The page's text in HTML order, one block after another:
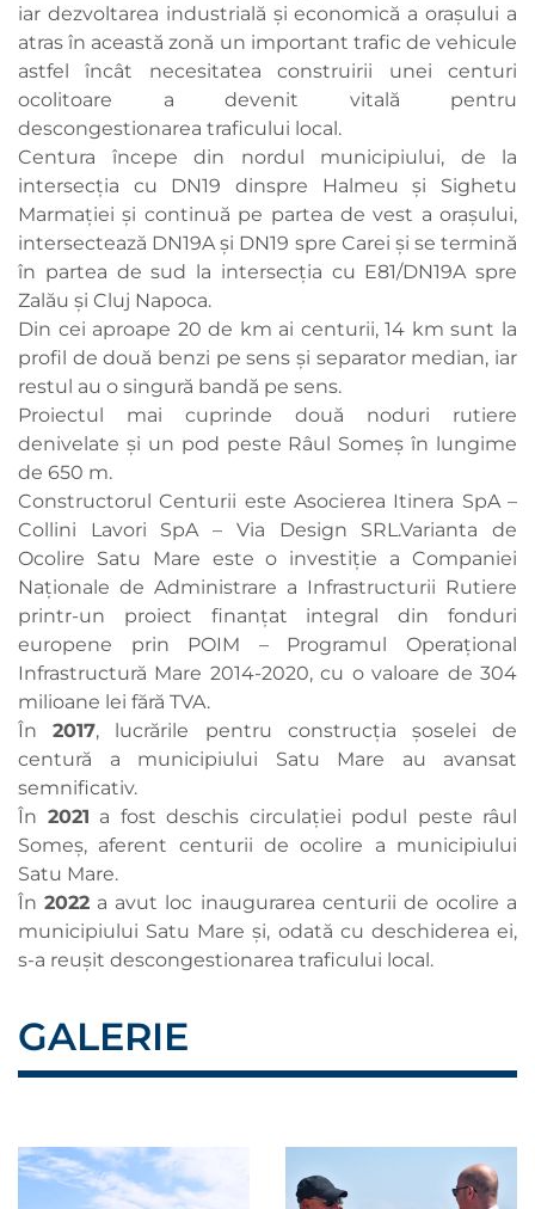
iar dezvoltarea industrială şi economică a oraşului a
atras în această zonă un important trafic de vehicule
astfel încât necesitatea construirii unei centuri
ocolitoare a devenit vitală pentru
descongestionarea traficului local.
Centura începe din nordul municipiului, de la
intersecția cu DN19 dinspre Halmeu și Sighetu
Marmației și continuă pe partea de vest a orașului,
intersectează DN19A și DN19 spre Carei și se termină
în partea de sud la intersecția cu E81/DN19A spre
Zalău și Cluj Napoca.
Din cei aproape 20 de km ai centurii, 14 km sunt la
profil de două benzi pe sens și separator median, iar
restul au o singură bandă pe sens.
Proiectul mai cuprinde două noduri rutiere
denivelate și un pod peste Râul Someș în lungime
de 650 m.
Constructorul Centurii este Asocierea Itinera SpA –
Collini Lavori SpA – Via Design SRL.Varianta de
Ocolire Satu Mare este o investiție a Companiei
Naționale de Administrare a Infrastructurii Rutiere
printr-un proiect finanțat integral din fonduri
europene prin POIM – Programul Operațional
Infrastructură Mare 2014-2020, cu o valoare de 304
milioane lei fără TVA.
În2017, lucrările pentru construcția șoselei de
centură a municipiului Satu Mare au avansat
semnificativ.
În 2021 a fost deschis circulației podul peste râul
Someș, aferent centurii de ocolire a municipiului
Satu Mare.
În2022 a avut loc inaugurarea centurii de ocolire a
municipiului Satu Mare și, odată cu deschiderea ei,
s-a reușit descongestionarea traficului local.
GALERIE